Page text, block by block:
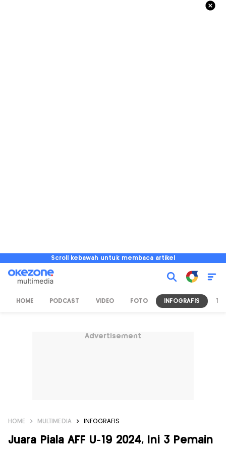
Scroll kebawah untuk membaca artikel
HOME PODCAST VIDEO FOTO INFOGRAFIS TV
Advertisement
HOME MULTIMEDIA INFOGRAFIS
Juara Piala AFF U-19 2024, Ini 3 Pemain